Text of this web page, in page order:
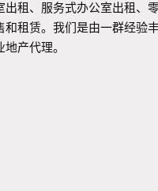
出租、服务式办公室出租、
和租赁。我们是由一群经验
产代理。